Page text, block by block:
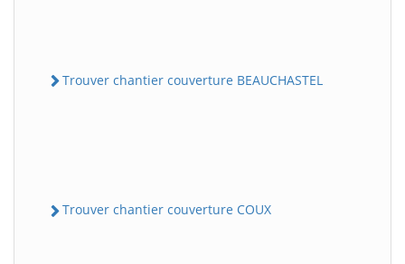
Trouver chantier couverture BEAUCHASTEL
Trouver chantier couverture COUX